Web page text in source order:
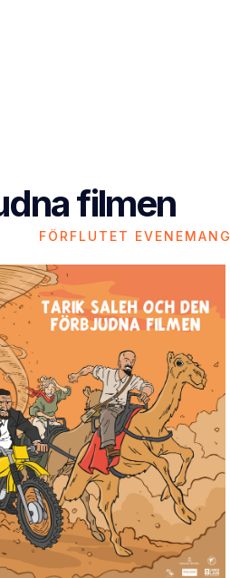
filmen
FÖRFLUTET EVENEMANG